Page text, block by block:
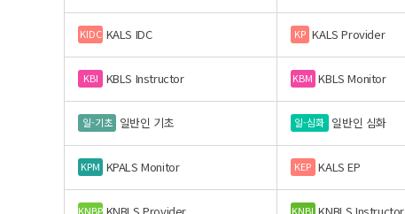
KIDC KALS IDC KP KALS Provider
KBI KBLS Instructor KBM KBLS Monitor
일-기초 일반인 기초 일-심화 일반인 심화
KPM KPALS Monitor KEP KALS EP
KNBP KNBI